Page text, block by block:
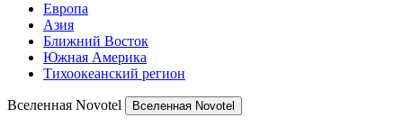
Европа
Азия
Ближний Восток
Южная Америка
Тихоокеанский регион
Вселенная Novotel Вселенная Novotel